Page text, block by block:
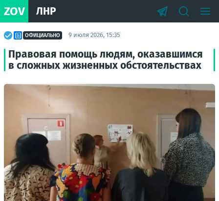
ZOV ЛНР
ОФИЦИАЛЬНО 9 июля 2026, 15:35
Правовая помощь людям, оказавшимся
в сложных жизненных обстоятельствах